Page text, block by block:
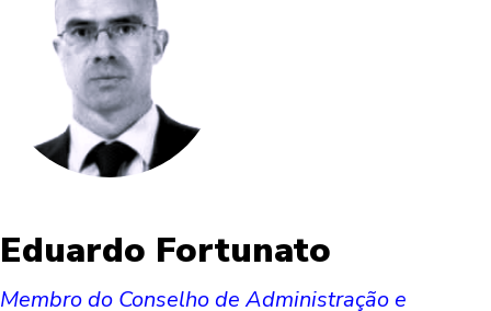
Eduardo Fortunato
Membro do Conselho de Administração e